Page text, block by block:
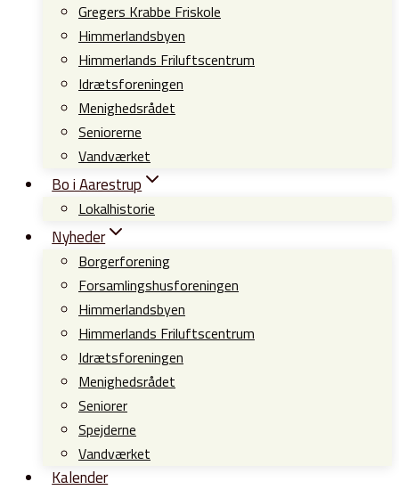
Gregers Krabbe Friskole
Himmerlandsbyen
Himmerlands Friluftscentrum
Idrætsforeningen
Menighedsrådet
Seniorerne
Vandværket
Bo i Aarestrup
Lokalhistorie
Nyheder
Borgerforening
Forsamlingshusforeningen
Himmerlandsbyen
Himmerlands Friluftscentrum
Idrætsforeningen
Menighedsrådet
Seniorer
Spejderne
Vandværket
Kalender